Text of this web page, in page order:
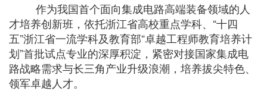
作为我国首个面向集成电路高端装备领域的人
才培养创新班，依托浙江省高校重点学科、“十四
五”浙江省一流学科及教育部“卓越工程师教育培养计
划”首批试点专业的深厚积淀，紧密对接国家集成电
路战略需求与长三角产业升级浪潮，培养拔尖特色、
领军卓越人才。